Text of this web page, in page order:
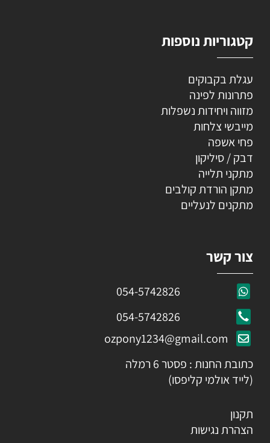
קטגוריות נוספות
עגלת בקבוקים
פתרונות לפינה
מזווה ויחידות נשפלות
מייבשי צלחות
פחי אשפה
דבק / סיליקון
מתקני תלייה
מתקן הורדת קולבים
מתקנים לנעליים
צור קשר
054-5742826
054-5742826
ozpony1234@gmail.com
כתובת החנות : פסטר 6 רמלה
(לייד אולמי קליפסו)
תקנון
הצהרת נגישות